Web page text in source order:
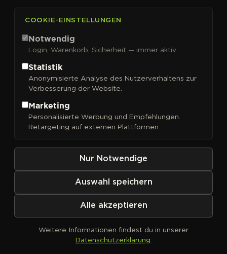
DNA Genetics
Sortieren nach
DNA Genetics
24K Gold
Mandarinenduft, drei
Phänotypen zur Wahl.
DNA Genetics
3Peat
Gewinner, ein DNA-Original.
Ausverkauft
Bakers Delight
Cookies trifft Sorbet – süßes
Aroma mit klarem Fokus.
Bakers Delight Auto
Sorbet-Aroma und Cookie-
Optik im Autoflower-Format
COOKIE-EINSTELLUNGEN
Notwendig
Login, Warenkorb, Sicherheit — immer aktiv.
Statistik
Anonymisierte Analyse des Nutzerverhaltens zur
Verbesserung der Website.
Marketing
Personalisierte Werbung und Empfehlungen.
Retargeting auf externen Plattformen.
Nur Notwendige
Auswahl speichern
Alle akzeptieren
Weitere Informationen findest du in unserer
Datenschutzerklärung